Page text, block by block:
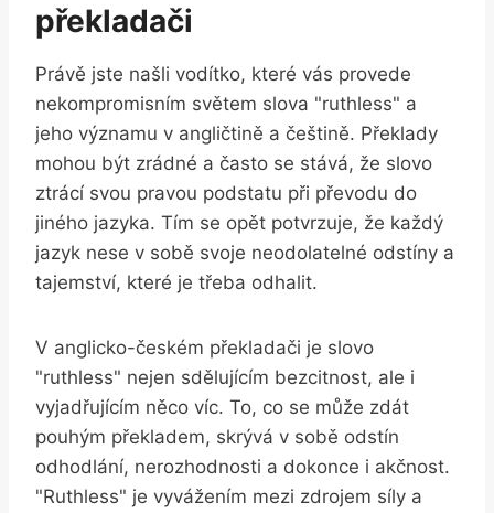
překladači
Právě jste našli vodítko, které vás provede
nekompromisním světem slova "ruthless" a
jeho významu v angličtině a češtině. Překlady
mohou být zrádné a často se stává, že slovo
ztrácí svou pravou podstatu při převodu do
jiného jazyka. Tím se opět potvrzuje, že každý
jazyk nese v sobě svoje neodolatelné odstíny a
tajemství, které je třeba odhalit.
V anglicko-českém překladači je slovo
"ruthless" nejen sdělujícím bezcitnost, ale i
vyjadřujícím něco víc. To, co se může zdát
pouhým překladem, skrývá v sobě odstín
odhodlání, nerozhodnosti a dokonce i akčnost.
"Ruthless" je vyvážením mezi zdrojem síly a